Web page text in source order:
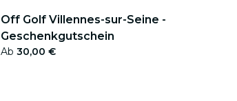
Off Golf Villennes-sur-Seine -
Geschenkgutschein
Ab 30,00 €